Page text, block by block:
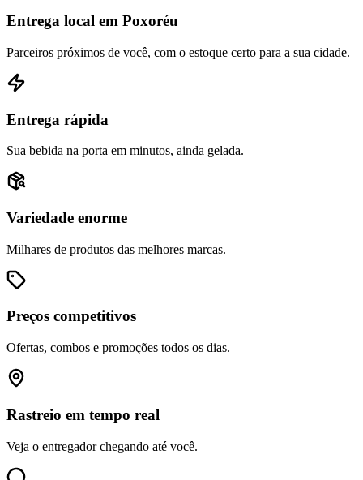
Entrega local em Poxoréu
Parceiros próximos de você, com o estoque certo para a sua cidade.
Entrega rápida
Sua bebida na porta em minutos, ainda gelada.
Variedade enorme
Milhares de produtos das melhores marcas.
Preços competitivos
Ofertas, combos e promoções todos os dias.
Rastreio em tempo real
Veja o entregador chegando até você.